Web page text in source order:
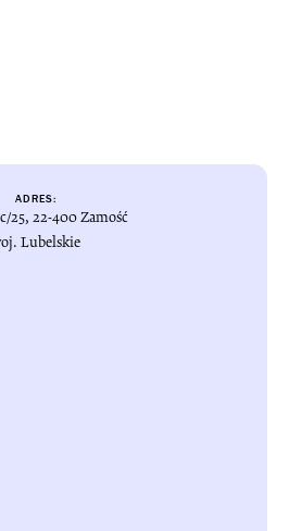
ADRES:
25, 22-400 Zamość
Lubelskie